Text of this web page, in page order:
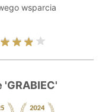
wsparcia
'GRABIEC'